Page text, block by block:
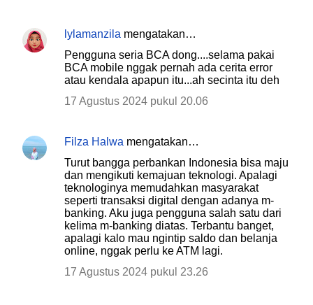
lylamanzila mengatakan…
Pengguna seria BCA dong....selama pakai
BCA mobile nggak pernah ada cerita error
atau kendala apapun itu...ah secinta itu deh
17 Agustus 2024 pukul 20.06
Filza Halwa mengatakan…
Turut bangga perbankan Indonesia bisa maju
dan mengikuti kemajuan teknologi. Apalagi
teknologinya memudahkan masyarakat
seperti transaksi digital dengan adanya m-
banking. Aku juga pengguna salah satu dari
kelima m-banking diatas. Terbantu banget,
apalagi kalo mau ngintip saldo dan belanja
online, nggak perlu ke ATM lagi.
17 Agustus 2024 pukul 23.26